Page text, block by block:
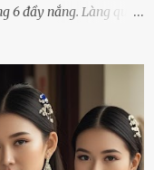
6 đầy nắng. Làng quê
ông điềm đạm, ít nói,
lý cho chuyến đi biển
nghỉ ngơi nhé, anh đưa
nghịch cát. Về chắc nó
– Ông Minh cười